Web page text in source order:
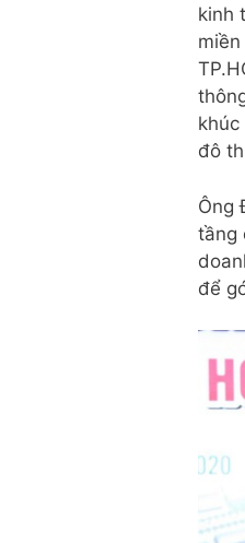
kinh
đô
Ông
tầng
để